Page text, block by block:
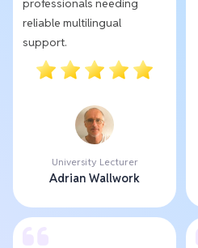
professionals needing
reliable multilingual
support.
University Lecturer
Adrian Wallwork